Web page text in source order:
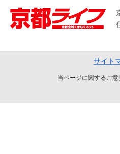
サイト
当ページに関するご